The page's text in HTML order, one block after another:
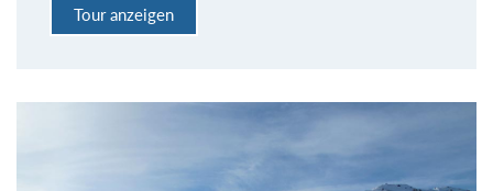
Tour anzeigen